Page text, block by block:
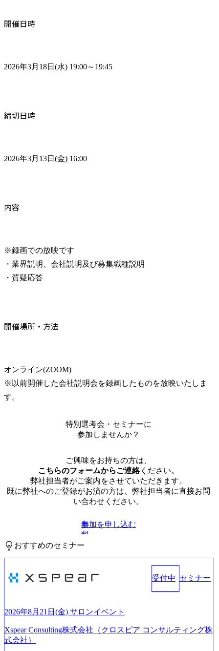
開催日時
2026年3月18日(水) 19:00～19:45
締切日時
2026年3月13日(金) 16:00
内容
※録画での放映です
・業界説明、会社説明及び募集職種説明
・質疑応答
開催場所・方法
オンライン(ZOOM)
※以前開催した会社説明会を録画したものを放映いたしま
す。
特別選考会・セミナーに
参加しませんか？
ご興味をお持ちの方は、
こちらのフォームからご連絡ください。
弊社担当者がご案内をさせていただきます。
既に弊社へのご登録がお済の方は、弊社担当者に直接お問
い合わせください。
無
料
参加を申し込む
おすすめのセミナー
受付中 セミナー
2026年8月21日(金) サロンイベント
Xspear Consulting株式会社（クロスピア コンサルティング株
式会社）